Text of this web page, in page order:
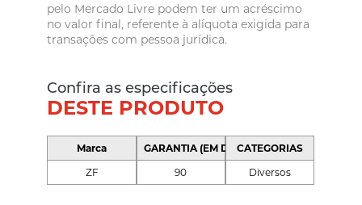
pelo Mercado Livre podem ter um acréscimo
no valor final, referente à alíquota exigida para
transações com pessoa jurídica.
Confira as especificações
DESTE PRODUTO
Marca
ZF
GARANTIA (EM DIAS)
90
CATEGORIAS
Diversos